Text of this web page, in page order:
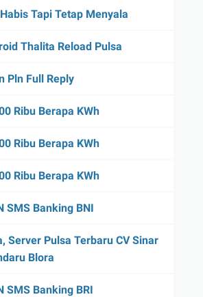
Tapi Tetap Menyala
Thalita Reload Pulsa
Pln Full Reply
Ribu Berapa KWh
Ribu Berapa KWh
Ribu Berapa KWh
SMS Banking BNI
Server Pulsa Terbaru CV Sinar
Blora
SMS Banking BRI